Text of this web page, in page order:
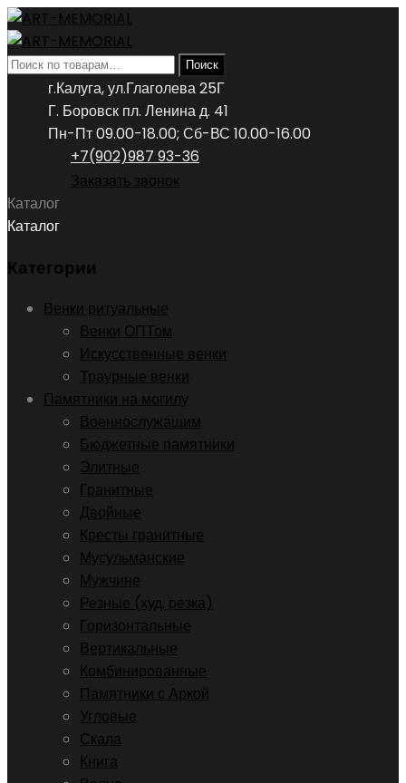
Искать: Поиск
г.Калуга, ул.Глаголева 25Г
Г. Боровск пл. Ленина д. 41
Пн-Пт 09.00-18.00; Сб-ВС 10.00-16.00
+7(902)987 93-36
Заказать звонок
Каталог
Каталог
Категории
Венки ритуальные
Венки ОПТом
Искусственные венки
Траурные венки
Памятники на могилу
Военнослужащим
Бюджетные памятники
Элитные
Гранитные
Двойные
Кресты гранитные
Мусульманские
Мужчине
Резные (худ. резка)
Горизонтальные
Вертикальные
Комбинированные
Памятники с Аркой
Угловые
Скала
Книга